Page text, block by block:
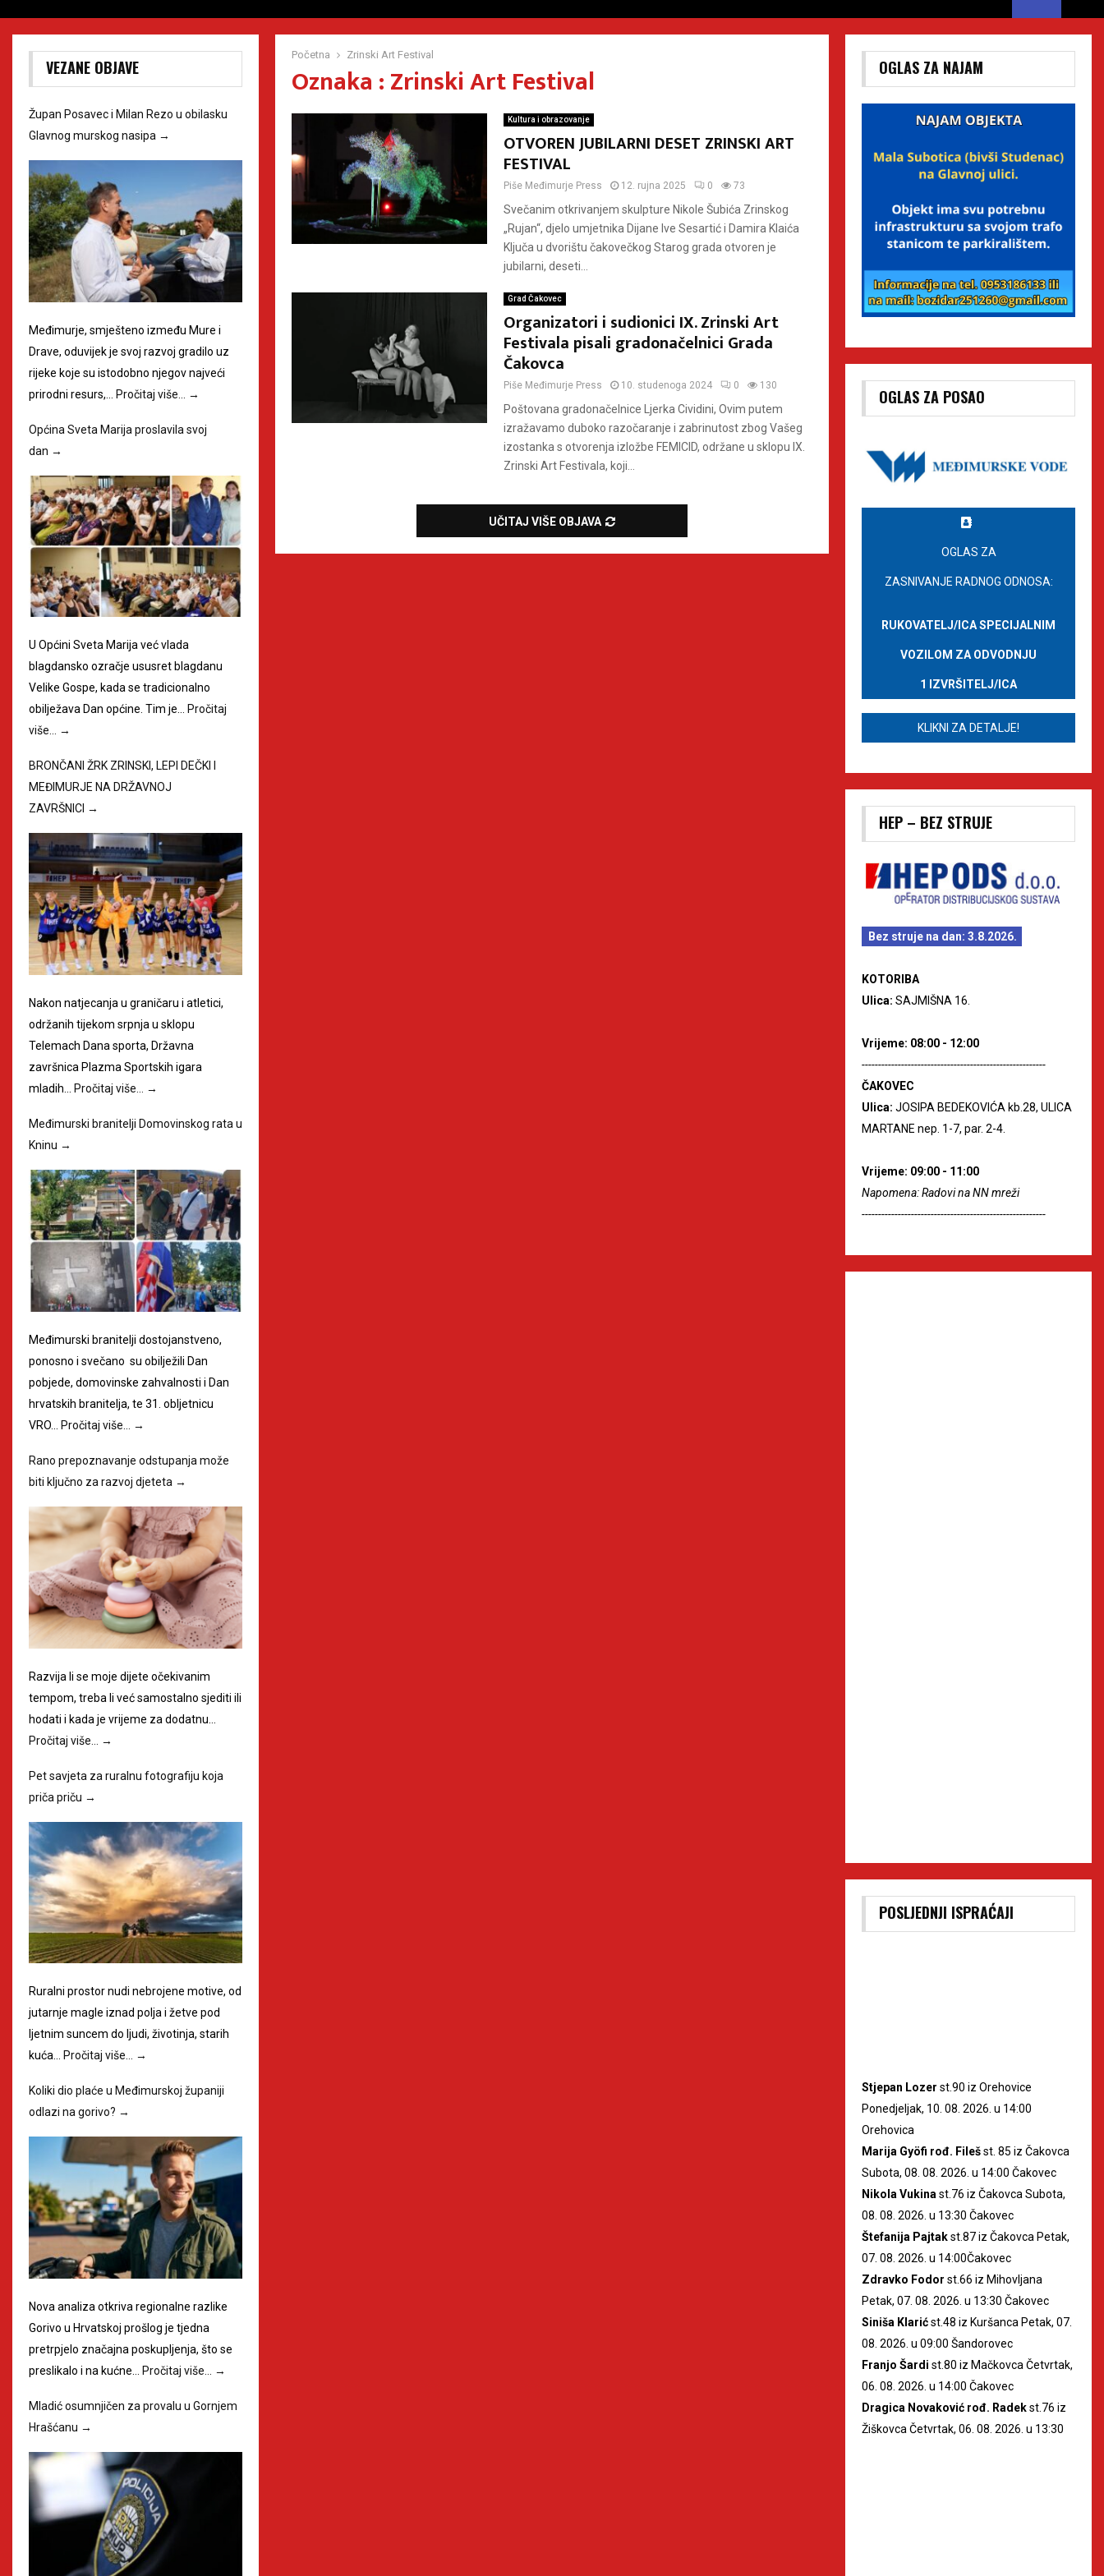
Početna Zrinski Art Festival
Oznaka : Zrinski Art Festival
Kultura i obrazovanje
OTVOREN JUBILARNI DESET ZRINSKI ART
FESTIVAL
Piše Međimurje Press 12. rujna 2025 0 73
Svečanim otkrivanjem skulpture Nikole Šubića Zrinskog
„Rujan“, djelo umjetnika Dijane Ive Sesartić i Damira Klaića
Ključa u dvorištu čakovečkog Starog grada otvoren je
jubilarni, deseti...
Grad Čakovec
Organizatori i sudionici IX. Zrinski Art
Festivala pisali gradonačelnici Grada
Čakovca
Piše Međimurje Press 10. studenoga 2024 0 130
Poštovana gradonačelnice Ljerka Cividini, Ovim putem
izražavamo duboko razočaranje i zabrinutost zbog Vašeg
izostanka s otvorenja izložbe FEMICID, održane u sklopu IX.
Zrinski Art Festivala, koji...
UČITAJ VIŠE OBJAVA
VEZANE OBJAVE
Župan Posavec i Milan Rezo u obilasku
Glavnog murskog nasipa →
Međimurje, smješteno između Mure i
Drave, oduvijek je svoj razvoj gradilo uz
rijeke koje su istodobno njegov najveći
prirodni resurs,…
Pročitaj više… →
Općina Sveta Marija proslavila svoj
dan →
U Općini Sveta Marija već vlada
blagdansko ozračje ususret blagdanu
Velike Gospe, kada se tradicionalno
obilježava Dan općine. Tim je… Pročitaj
više… →
BRONČANI ŽRK ZRINSKI, LEPI DEČKI I
MEĐIMURJE NA DRŽAVNOJ
ZAVRŠNICI →
Nakon natjecanja u graničaru i atletici,
održanih tijekom srpnja u sklopu
Telemach Dana sporta, Državna
završnica Plazma Sportskih igara
mladih…
Pročitaj više… →
Međimurski branitelji Domovinskog rata u
Kninu →
Međimurski branitelji dostojanstveno,
ponosno i svečano su obilježili Dan
pobjede, domovinske zahvalnosti i Dan
hrvatskih branitelja, te 31. obljetnicu
VRO…
Pročitaj više… →
Rano prepoznavanje odstupanja može
biti ključno za razvoj djeteta →
Razvija li se moje dijete očekivanim
tempom, treba li već samostalno sjediti ili
hodati i kada je vrijeme za dodatnu…
Pročitaj više…
→
Pet savjeta za ruralnu fotografiju koja
priča priču →
Ruralni prostor nudi nebrojene motive, od
jutarnje magle iznad polja i žetve pod
ljetnim suncem do ljudi, životinja, starih
kuća… Pročitaj više… →
Koliki dio plaće u Međimurskoj županiji
odlazi na gorivo? →
Nova analiza otkriva regionalne razlike
Gorivo u Hrvatskoj prošlog je tjedna
pretrpjelo značajna poskupljenja, što se
preslikalo i na kućne…
Pročitaj više… →
Mladić osumnjičen za provalu u Gornjem
Hrašćanu →
OGLAS ZA NAJAM
OGLAS ZA POSAO
OGLAS ZA
ZASNIVANJE RADNOG ODNOSA:
RUKOVATELJ/ICA SPECIJALNIM
VOZILOM ZA ODVODNJU
1 IZVRŠITELJ/ICA
KLIKNI ZA DETALJE!
HEP – BEZ STRUJE
Bez struje na dan: 3.8.2026.
KOTORIBA
Ulica: SAJMIŠNA 16.
Vrijeme: 08:00 - 12:00
--------------------------------------------------------
ČAKOVEC
Ulica: JOSIPA BEDEKOVIĆA kb.28, ULICA
MARTANE nep. 1-7, par. 2-4.
Vrijeme: 09:00 - 11:00
Napomena: Radovi na NN mreži
--------------------------------------------------------
POSLJEDNJI ISPRAĆAJI
Stjepan Lozer st.90 iz Orehovice
Ponedjeljak, 10. 08. 2026. u 14:00
Orehovica
Marija Gyöfi rođ. Filešst. 85 iz Čakovca
Subota, 08. 08. 2026. u 14:00 Čakovec
Nikola Vukina st.76 iz Čakovca Subota,
08. 08. 2026. u 13:30 Čakovec
Štefanija Pajtakst.87 iz Čakovca Petak,
07. 08. 2026. u 14:00Čakovec
Zdravko Fodor st.66 iz Mihovljana
Petak, 07. 08. 2026. u 13:30 Čakovec
Siniša Klarićst.48 iz Kuršanca Petak, 07.
08. 2026. u 09:00 Šandorovec
Franjo Šardi st.80 iz Mačkovca Četvrtak,
06. 08. 2026. u 14:00 Čakovec
Dragica Novaković rođ. Radekst.76 iz
Žiškovca Četvrtak, 06. 08. 2026. u 13:30